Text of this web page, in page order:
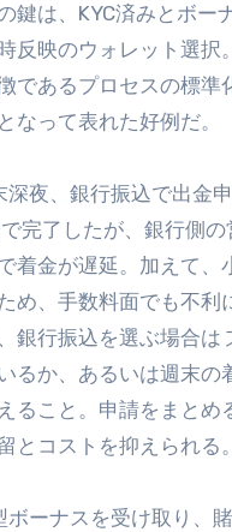
鍵は、KYC済みとボー
反映のウォレット選択。
であるプロセスの標準
なって表れた好例だ。
夜、銀行振込で出金
完了したが、銀行側の
着金が遅延。加えて、
め、手数料面でも不利
銀行振込を選ぶ場合は
るか、あるいは週末の
ること。申請をまとめ
とコストを抑えられる。
ボーナスを受け取り、